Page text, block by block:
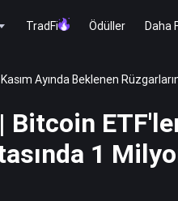
TradFi Ödüller Daha
Ayında Beklenen
1